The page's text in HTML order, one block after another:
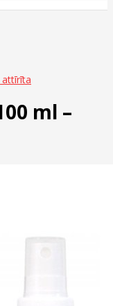
attīrīta
ml –